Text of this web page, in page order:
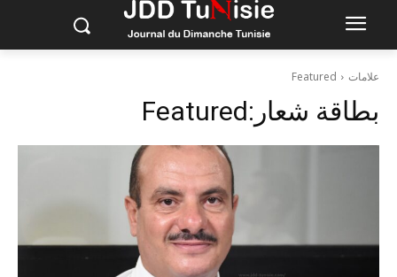
علامات Featured
بطاقة شعار:Featured